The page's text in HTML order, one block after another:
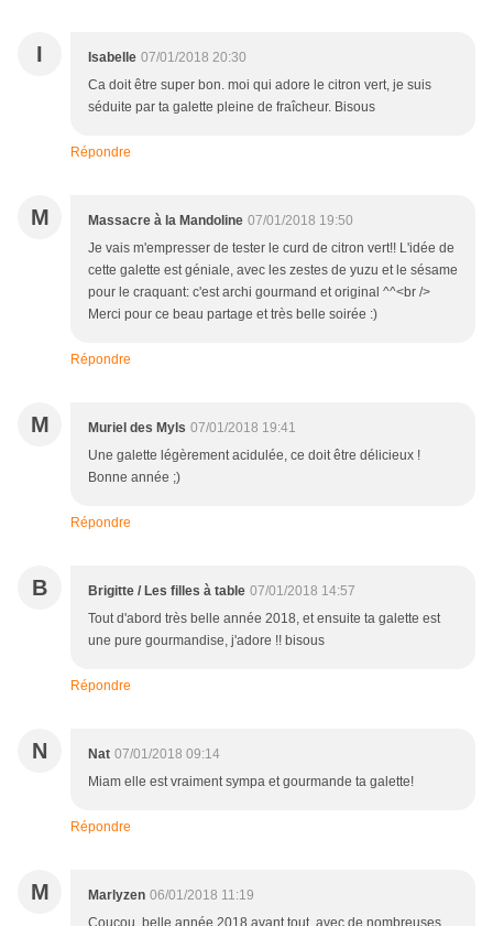
I Isabelle 07/01/2018 20:30
Ca doit être super bon. moi qui adore le citron vert, je suis
séduite par ta galette pleine de fraîcheur. Bisous
Répondre
M Massacre à la Mandoline 07/01/2018 19:50
Je vais m'empresser de tester le curd de citron vert!! L'idée de
cette galette est géniale, avec les zestes de yuzu et le sésame
pour le craquant: c'est archi gourmand et original ^^<br />
Merci pour ce beau partage et très belle soirée :)
Répondre
M Muriel des Myls 07/01/2018 19:41
Une galette légèrement acidulée, ce doit être délicieux !
Bonne année ;)
Répondre
B Brigitte / Les filles à table 07/01/2018 14:57
Tout d'abord très belle année 2018, et ensuite ta galette est
une pure gourmandise, j'adore !! bisous
Répondre
N Nat 07/01/2018 09:14
Miam elle est vraiment sympa et gourmande ta galette!
Répondre
M Marlyzen 06/01/2018 11:19
Coucou, belle année 2018 avant tout, avec de nombreuses